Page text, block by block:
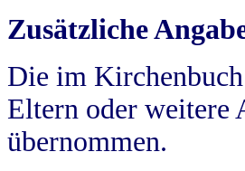
Zusätzliche
Die im
Eltern oder weitere
übernommen.